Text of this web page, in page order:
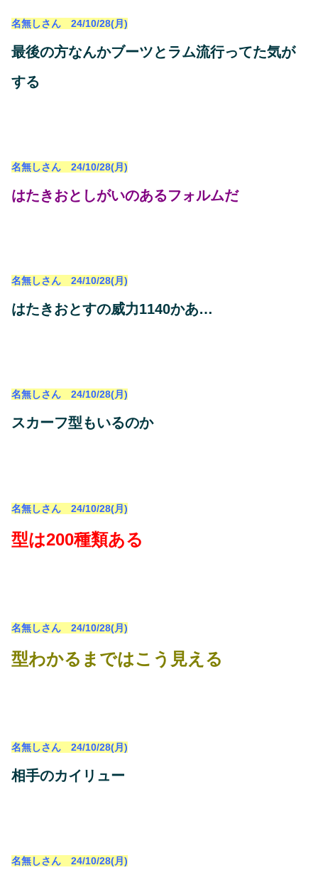
名無しさん 24/10/28(月)
最後の方なんかブーツとラム流行ってた気が
する
名無しさん 24/10/28(月)
はたきおとしがいのあるフォルムだ
名無しさん 24/10/28(月)
はたきおとすの威力1140かあ…
名無しさん 24/10/28(月)
スカーフ型もいるのか
名無しさん 24/10/28(月)
型は200種類ある
名無しさん 24/10/28(月)
型わかるまではこう見える
名無しさん 24/10/28(月)
相手のカイリュー
名無しさん 24/10/28(月)